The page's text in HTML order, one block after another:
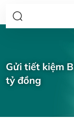
Gửi tiết kiệm
tỷ đồng